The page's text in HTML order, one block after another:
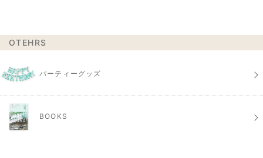
OTEHRS
パーティーグッズ
BOOKS